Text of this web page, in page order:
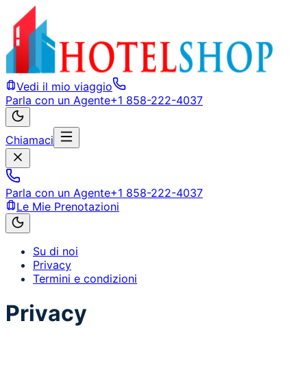
Vedi il mio viaggio
Parla con un Agente+1 858-222-4037
Chiamaci
Parla con un Agente+1 858-222-4037
Le Mie Prenotazioni
Su di noi
Privacy
Termini e condizioni
Privacy